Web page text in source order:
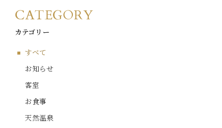
CATEGORY
カテゴリー
すべて
お知らせ
客室
お食事
天然温泉